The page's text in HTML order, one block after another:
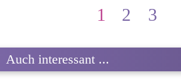
1 2 3
Auch interessant ...